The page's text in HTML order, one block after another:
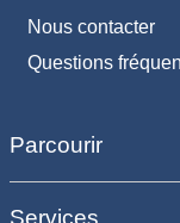
Nous contacter
Questions
Parcourir
Services